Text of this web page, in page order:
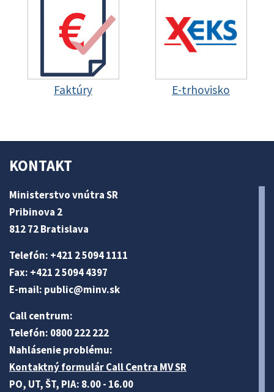
Faktúry E-trhovisko
KONTAKT
Ministerstvo vnútra SR
Pribinova 2
812 72 Bratislava
Telefón: +421 2 5094 1111
Fax: +421 2 5094 4397
E-mail: public@minv.sk
Call centrum:
Telefón: 0800 222 222
Nahlásenie problému:
Kontaktný formulár Call Centra MV SR
PO, UT, ŠT, PIA: 8.00 - 16.00